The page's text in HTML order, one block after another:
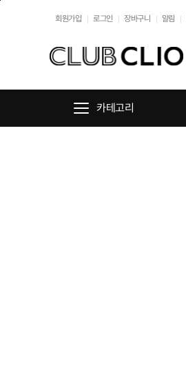
회원가입 로그인 장바구니 알림
카테고리